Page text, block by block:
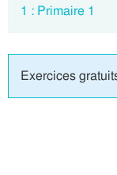
1 : Primaire 1
Exercices